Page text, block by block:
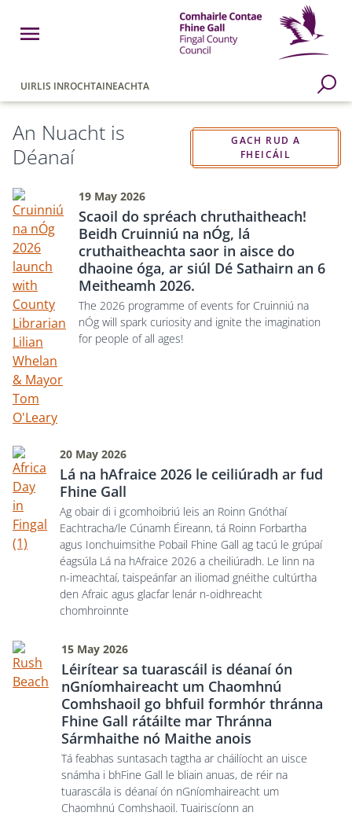
Open Menu
UIRLIS INROCHTAINEACHTA Go to Search Page
Homepage
An Nuacht is
Déanaí
GACH RUD A
FHEICÁIL
19 May 2026
Scaoil do spréach chruthaitheach!
Beidh Cruinniú na nÓg, lá
cruthaitheachta saor in aisce do
dhaoine óga, ar siúl Dé Sathairn an 6
Meitheamh 2026.
The 2026 programme of events for Cruinniú na
nÓg will spark curiosity and ignite the imagination
for people of all ages!
20 May 2026
Lá na hAfraice 2026 le ceiliúradh ar fud
Fhine Gall
Ag obair di i gcomhoibriú leis an Roinn Gnóthaí
Eachtracha/le Cúnamh Éireann, tá Roinn Forbartha
agus Ionchuimsithe Pobail Fhine Gall ag tacú le grúpaí
éagsúla Lá na hAfraice 2026 a cheiliúradh. Le linn na
n-imeachtaí, taispeánfar an iliomad gnéithe cultúrtha
den Afraic agus glacfar lenár n-oidhreacht
chomhroinnte
15 May 2026
Léirítear sa tuarascáil is déanaí ón
nGníomhaireacht um Chaomhnú
Comhshaoil go bhfuil formhór thránna
Fhine Gall rátáilte mar Thránna
Sármhaithe nó Maithe anois
Tá feabhas suntasach tagtha ar cháilíocht an uisce
snámha i bhFine Gall le bliain anuas, de réir na
tuarascála is déanaí ón nGníomhaireacht um
Chaomhnú Comhshaoil. Tuairiscíonn an